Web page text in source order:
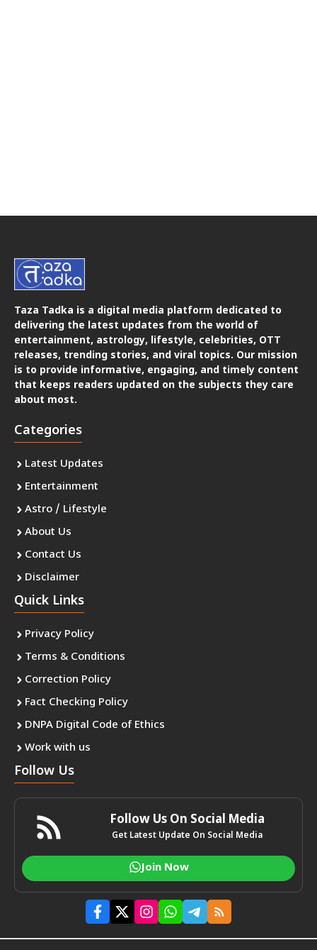
Taza Tadka is a digital media platform dedicated to
delivering the latest updates from the world of
entertainment, astrology, lifestyle, celebrities, OTT
releases, trending stories, and viral topics. Our mission
is to provide informative, engaging, and timely content
that keeps readers updated on the subjects they care
about most.
Categories
Latest Updates
Entertainment
Astro / Lifestyle
About Us
Contact Us
Disclaimer
Quick Links
Privacy Policy
Terms & Conditions
Correction Policy
Fact Checking Policy
DNPA Digital Code of Ethics
Work with us
Follow Us
Follow Us On Social Media
Get Latest Update On Social Media
Join Now